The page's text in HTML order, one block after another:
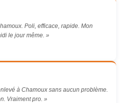
Poli, efficace, rapide. Mon
le jour même. »
à Chamoux sans aucun problème.
Vraiment pro. »